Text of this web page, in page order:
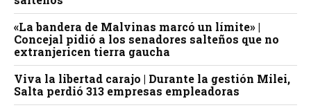
«La bandera de Malvinas marcó un límite» |
Concejal pidió a los senadores salteños que no
extranjericen tierra gaucha
Viva la libertad carajo | Durante la gestión Milei,
Salta perdió 313 empresas empleadoras